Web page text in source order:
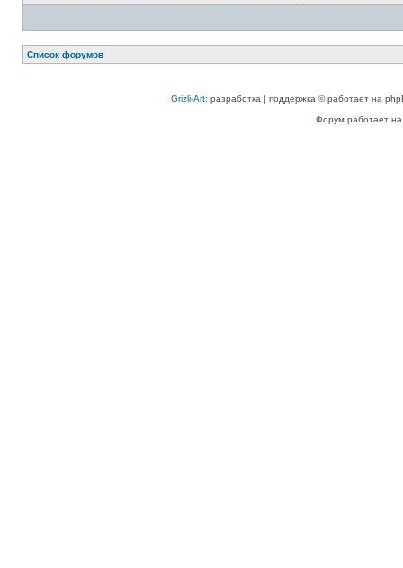
Список форумов
Grizli-Art: разработка | поддержка © работает на
Форум работает